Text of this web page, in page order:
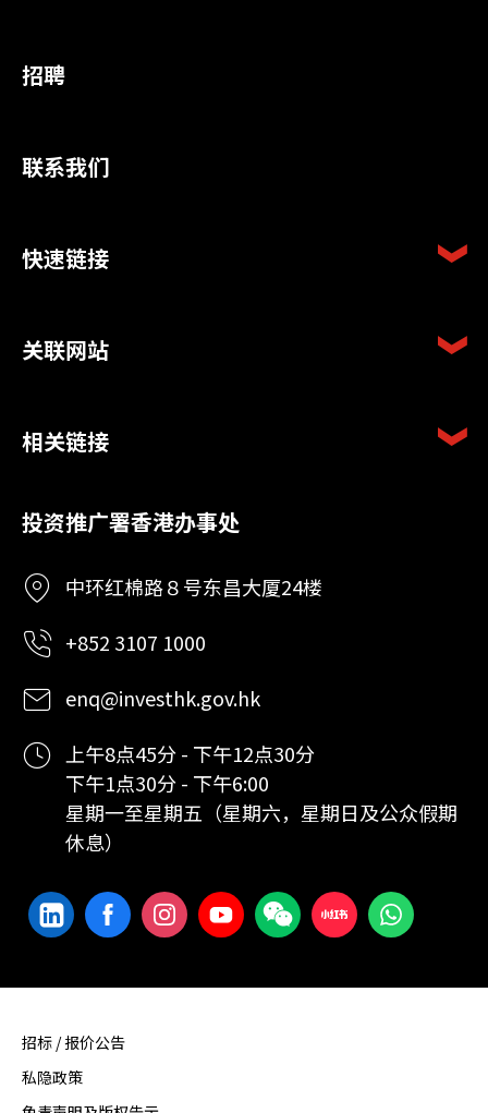
招聘
联系我们
快速链接
关联网站
相关链接
投资推广署香港办事处
中环红棉路８号东昌大厦24楼
+852 3107 1000
enq@investhk.gov.hk
上午8点45分 - 下午12点30分
下午1点30分 - 下午6:00
星期一至星期五（星期六，星期日及公众假期
休息）
招标 / 报价公告
私隐政策